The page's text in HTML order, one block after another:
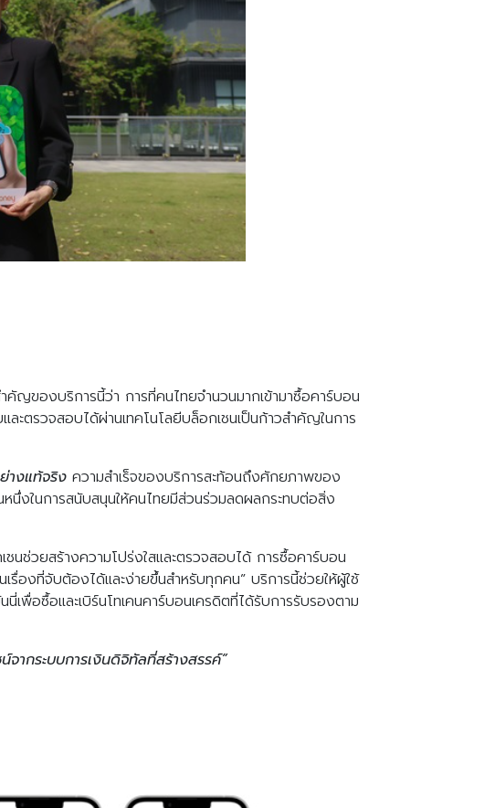
คัญของบริการนี้ว่า การที่คนไทยจำนวนมากเข้ามาซื้อคาร์บอน
รวจสอบได้ผ่านเทคโนโลยีบล็อกเชนเป็นก้าวสำคัญในการ
างแท้จริง ความสำเร็จของบริการสะท้อนถึงศักยภาพของ
หนึ่งในการสนับสนุนให้คนไทยมีส่วนร่วมลดผลกระทบต่อสิ่ง
ชนช่วยสร้างความโปร่งใสและตรวจสอบได้ การซื้อคาร์บอน
รื่องที่จับต้องได้และง่ายขึ้นสำหรับทุกคน” บริการนี้ช่วยให้ผู้ใช้
พื่อซื้อและเบิร์นโทเคนคาร์บอนเครดิตที่ได้รับการรับรองตาม
จากระบบการเงินดิจิทัลที่สร้างสรรค์”